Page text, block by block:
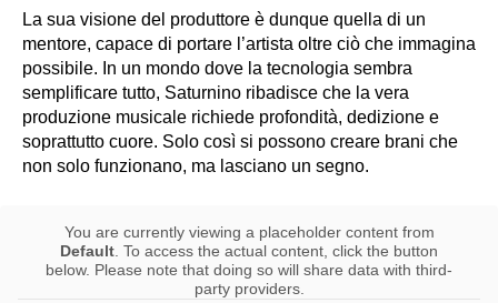
La sua visione del produttore è dunque quella di un
mentore, capace di portare l’artista oltre ciò che immagina
possibile. In un mondo dove la tecnologia sembra
semplificare tutto, Saturnino ribadisce che la vera
produzione musicale richiede profondità, dedizione e
soprattutto cuore. Solo così si possono creare brani che
non solo funzionano, ma lasciano un segno.
You are currently viewing a placeholder content from
Default . To access the actual content, click the button
below. Please note that doing so will share data with third-
party providers.